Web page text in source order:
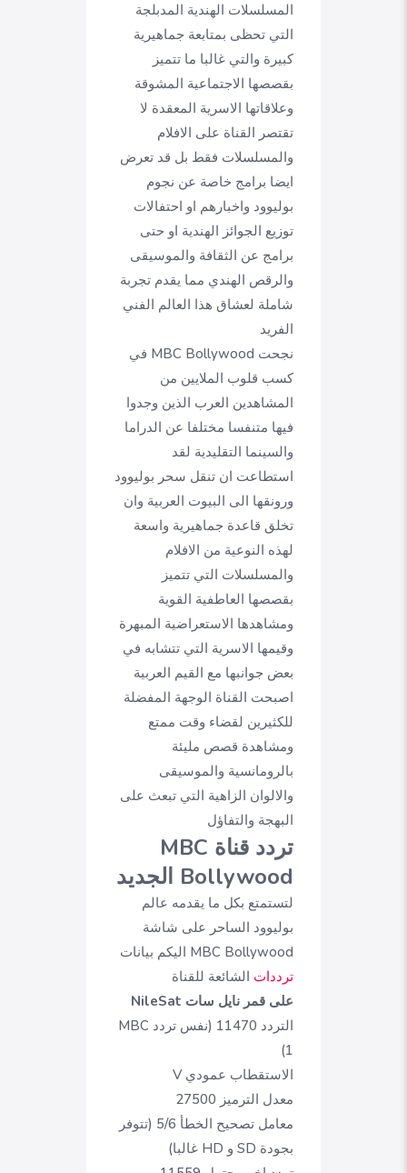
المسلسلات الهندية المدبلجة
التي تحظى بمتابعة جماهيرية
كبيرة والتي غالبا ما تتميز
بقصصها الاجتماعية المشوقة
وعلاقاتها الاسرية المعقدة لا
تقتصر القناة على الافلام
والمسلسلات فقط بل قد تعرض
ايضا برامج خاصة عن نجوم
بوليوود واخبارهم او احتفالات
توزيع الجوائز الهندية او حتى
برامج عن الثقافة والموسيقى
والرقص الهندي مما يقدم تجربة
شاملة لعشاق هذا العالم الفني
الفريد
نجحت MBC Bollywood في
كسب قلوب الملايين من
المشاهدين العرب الذين وجدوا
فيها متنفسا مختلفا عن الدراما
والسينما التقليدية لقد
استطاعت ان تنقل سحر بوليوود
ورونقها الى البيوت العربية وان
تخلق قاعدة جماهيرية واسعة
لهذه النوعية من الافلام
والمسلسلات التي تتميز
بقصصها العاطفية القوية
ومشاهدها الاستعراضية المبهرة
وقيمها الاسرية التي تتشابه في
بعض جوانبها مع القيم العربية
اصبحت القناة الوجهة المفضلة
للكثيرين لقضاء وقت ممتع
ومشاهدة قصص مليئة
بالرومانسية والموسيقى
والالوان الزاهية التي تبعث على
البهجة والتفاؤل
تردد قناة MBC
Bollywood الجديد
لتستمتع بكل ما يقدمه عالم
بوليوود الساحر على شاشة
MBC Bollywood اليكم بيانات
ترددات الشائعة للقناة
على قمر نايل سات NileSat
التردد 11470 (نفس تردد MBC
1)
الاستقطاب عمودي V
معدل الترميز 27500
معامل تصحيح الخطأ 5/6 (تتوفر
بجودة SD و HD غالبا)